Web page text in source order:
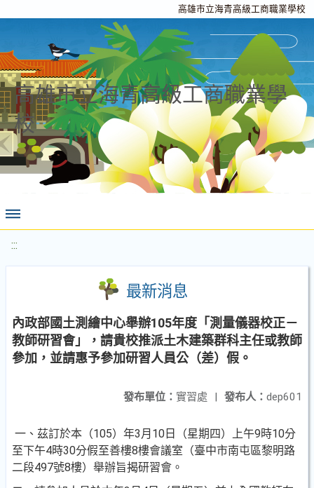
高雄市立海青高級工商職業學校
高雄市立海青高級工商職業學
校
:::
最新消息
內政部國土測繪中心舉辦105年度「測量儀器校正－
教師研習會」，請貴校推派土木建築群科主任或教師
參加，並請惠予參加研習人員公（差）假。
發布人： dep601
發布單位： 實習處 |
一、茲訂於本（105）年3月10日（星期四）上午9時10分
至下午4時30分假至善樓8樓會議室（臺中市南屯區黎明路
二段497號8樓）舉辦旨揭研習會。